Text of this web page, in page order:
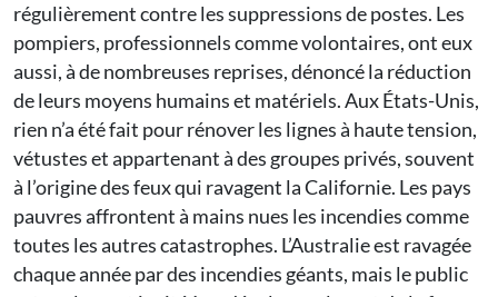
régulièrement contre les suppressions de postes. Les
pompiers, professionnels comme volontaires, ont eux
aussi, à de nombreuses reprises, dénoncé la réduction
de leurs moyens humains et matériels. Aux États-Unis,
rien n’a été fait pour rénover les lignes à haute tension,
vétustes et appartenant à des groupes privés, souvent
à l’origine des feux qui ravagent la Californie. Les pays
pauvres affrontent à mains nues les incendies comme
toutes les autres catastrophes. L’Australie est ravagée
chaque année par des incendies géants, mais le public